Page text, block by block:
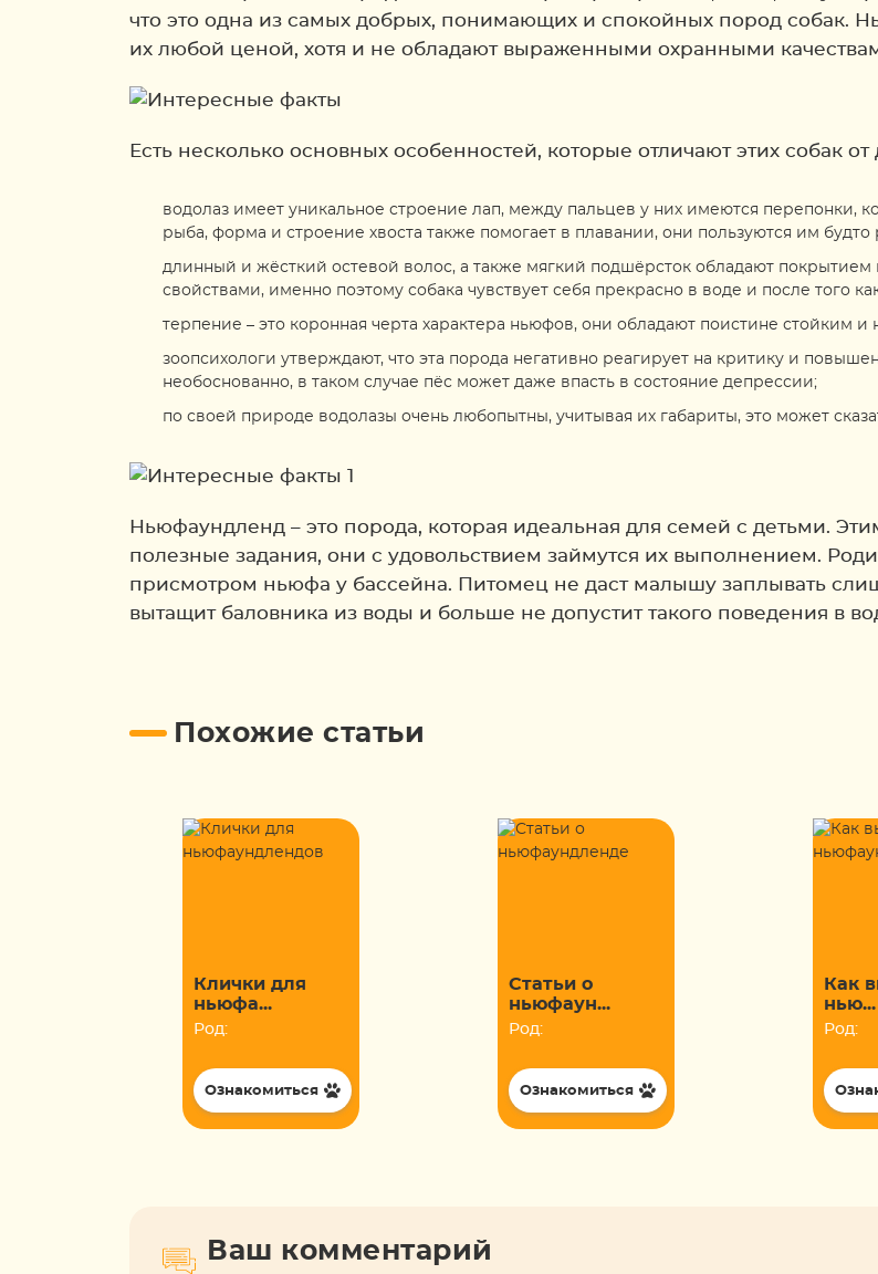
что это одна из самых добрых, понимающих и спокойных пород собак.
их любой ценой, хотя и не обладают выраженными охранными
Есть несколько основных особенностей, которые отличают этих собак от
водолаз имеет уникальное строение лап, между пальцев у них имеются перепонки,
рыба, форма и строение хвоста также помогает в плавании, они пользуются им будто
длинный и жёсткий остевой волос, а также мягкий подшёрсток обладают
свойствами, именно поэтому собака чувствует себя прекрасно в воде и после того
терпение – это коронная черта характера ньюфов, они обладают поистине стойким
зоопсихологи утверждают, что эта порода негативно реагирует на критику и
необоснованно, в таком случае пёс может даже впасть в состояние депрессии;
по своей природе водолазы очень любопытны, учитывая их габариты, это может
Ньюфаундленд – это порода, которая идеальная для семей с детьми.
полезные задания, они с удовольствием займутся их выполнением.
присмотром ньюфа у бассейна. Питомец не даст малышу заплывать
вытащит баловника из воды и больше не допустит такого поведения в
Похожие статьи
Клички для
ньюфа...
Род:
Ознакомиться
Статьи о
ньюфаун...
Род:
Ознакомиться
Как
нью...
Род:
Ваш комментарий